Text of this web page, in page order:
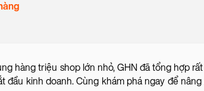
hàng triệu shop lớn nhỏ, GHN đã tổng hợp
đầu kinh doanh. Cùng khám phá ngay để